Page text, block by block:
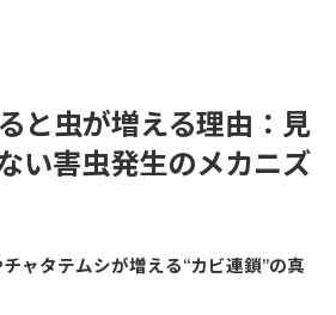
と虫が増える理由：見
い害虫発生のメカニズ
ャタテムシが増える“カビ連鎖”の真